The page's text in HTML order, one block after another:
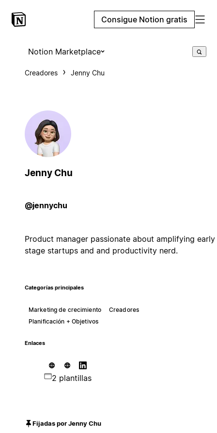
Consigue Notion gratis
Notion Marketplace
Creadores Jenny Chu
Jenny Chu
@jennychu
Product manager passionate about amplifying early
stage startups and and productivity nerd.
Categorías principales
Marketing de crecimiento
Creadores
Planificación + Objetivos
Enlaces
2 plantillas
Fijadas por Jenny Chu